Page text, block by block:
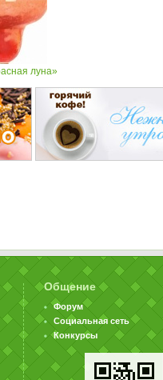
луна»
Общение
Форум
Социальная сеть
Конкурсы